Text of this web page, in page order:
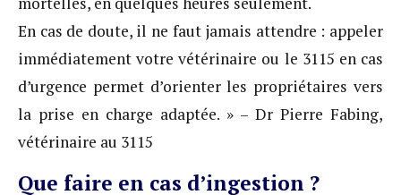
En cas de doute, il ne faut jamais attendre : appeler
immédiatement votre vétérinaire ou le 3115 en cas
d’urgence permet d’orienter les propriétaires vers
la prise en charge adaptée. » – Dr Pierre Fabing,
vétérinaire au 3115
Que faire en cas d’ingestion ?